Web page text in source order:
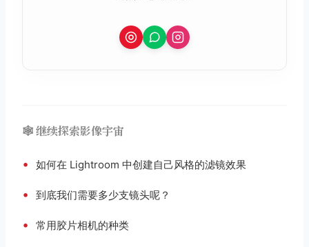
🕸️ 继续探索影像宇宙
• 如何在 Lightroom 中创建自己风格的滤镜效果
• 到底我们需要多少支镜头呢？
• 常用胶片相机的种类